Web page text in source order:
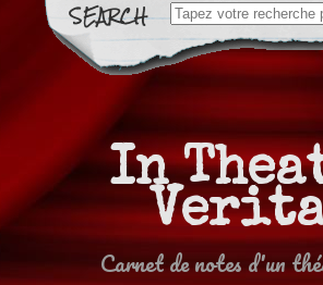
Search
for:
In
Carnet de notes d'un